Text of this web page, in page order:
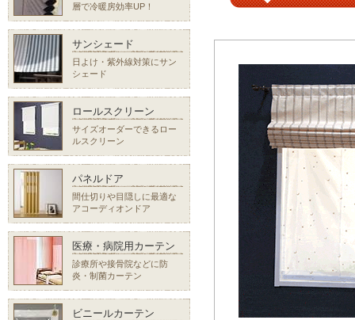
層で冷暖房効率UP！
サンシェード
日よけ・紫外線対策にサン
シェード
ロールスクリーン
サイズオーダーできるロー
ルスクリーン
パネルドア
間仕切りや目隠しに最適な
アコーディオンドア
医療・病院用カーテン
診療所や接骨院などに防
炎・制菌カーテン
ビニールカーテン